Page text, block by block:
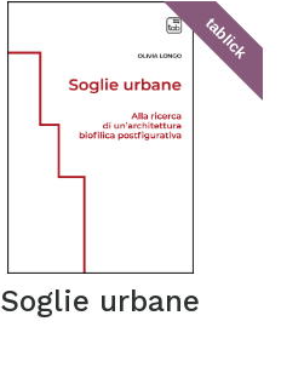
tablick
Soglie urbane